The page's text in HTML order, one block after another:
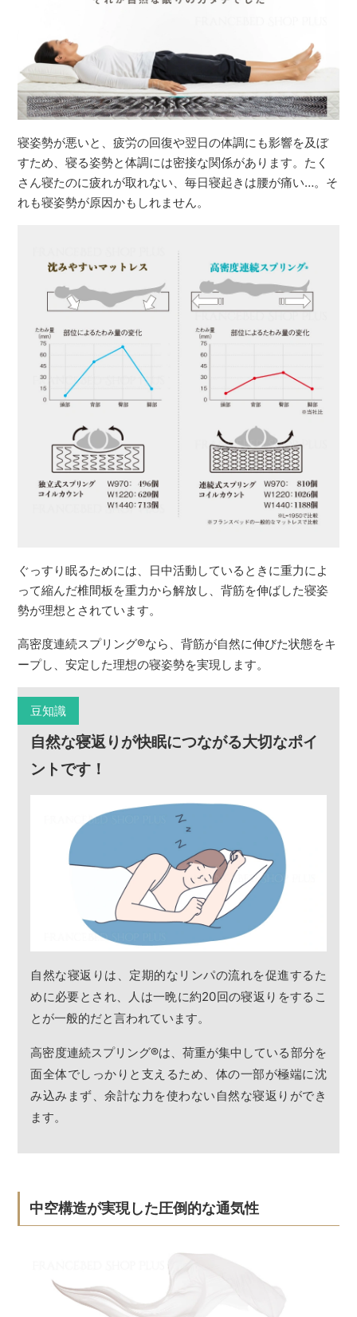
寝姿勢が悪いと、疲労の回復や翌日の体調にも影響を及ぼ
すため、寝る姿勢と体調には密接な関係があります。たく
さん寝たのに疲れが取れない、毎日寝起きは腰が痛い…。そ
れも寝姿勢が原因かもしれません。
ぐっすり眠るためには、日中活動しているときに重力によ
って縮んだ椎間板を重力から解放し、背筋を伸ばした寝姿
勢が理想とされています。
高密度連続スプリング®なら、背筋が自然に伸びた状態をキ
ープし、安定した理想の寝姿勢を実現します。
豆知識
自然な寝返りが快眠につながる大切なポイ
ントです！
自然な寝返りは、定期的なリンパの流れを促進するた
めに必要とされ、人は一晩に約20回の寝返りをするこ
とが一般的だと言われています。
高密度連続スプリング®は、荷重が集中している部分を
面全体でしっかりと支えるため、体の一部が極端に沈
み込みまず、余計な力を使わない自然な寝返りができ
ます。
中空構造が実現した圧倒的な通気性